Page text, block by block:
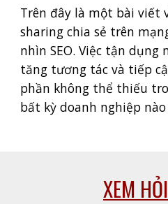
Trên đây là một bài viết
sharing chia sẻ trên
nhìn SEO. Việc tận dụng
tăng tương tác và tiếp
phần không thể thiếu
bất kỳ doanh nghiệp nào
XEM